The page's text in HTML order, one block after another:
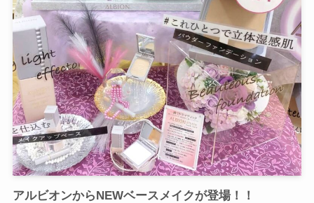
アルビオンからNEWベースメイクが登場！！